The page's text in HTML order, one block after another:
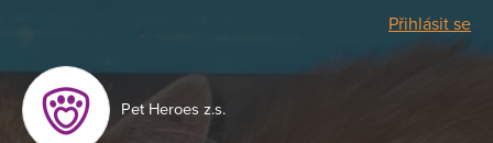
Přihlásit se
Pet Heroes z.s.